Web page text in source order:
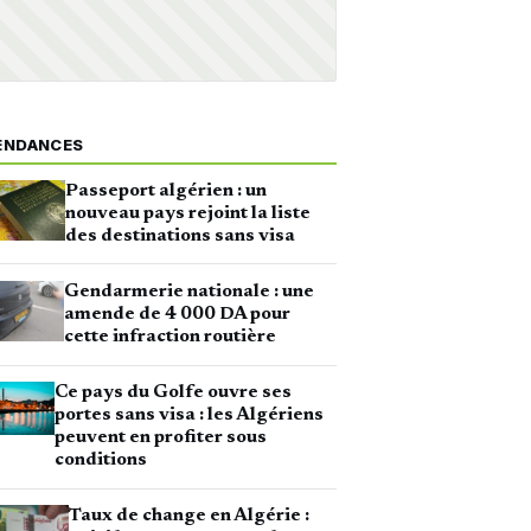
Passeport algérien : un
nouveau pays rejoint la liste
des destinations sans visa
Gendarmerie nationale : une
amende de 4 000 DA pour
cette infraction routière
Ce pays du Golfe ouvre ses
portes sans visa : les Algériens
peuvent en profiter sous
conditions
Taux de change en Algérie :